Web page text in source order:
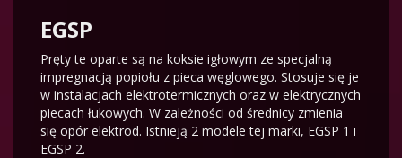
EGSP
Pręty te oparte są na koksie igłowym ze specjalną
impregnacją popiołu z pieca węglowego. Stosuje się je
w instalacjach elektrotermicznych oraz w elektrycznych
piecach łukowych. W zależności od średnicy zmienia
się opór elektrod. Istnieją 2 modele tej marki, EGSP 1 i
EGSP 2.